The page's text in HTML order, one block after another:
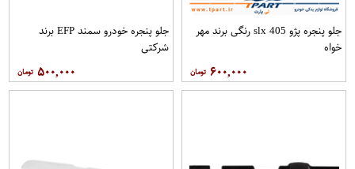
جلو پنجره پژو 405 slx رنگی برند مهر
خواه
۶۰۰,۰۰۰
جلو پنجره خودرو سمند EFP برند
شرکتی
۵۰۰,۰۰۰